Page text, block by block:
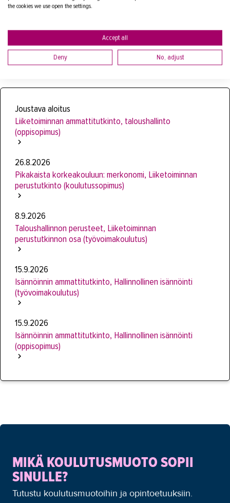
LÄHETÄ VIESTI
Asiakaspalvelukoulutus, Liiketalous ja kauppa, Media-ala ja viestintätekniikka
Joustava aloitus
Liiketoiminnan ammattitutkinto, taloushallinto
(oppisopimus)
26.8.2026
Pikakaista korkeakouluun: merkonomi, Liiketoiminnan
perustutkinto (koulutussopimus)
8.9.2026
Taloushallinnon perusteet, Liiketoiminnan
perustutkinnon osa (työvoimakoulutus)
15.9.2026
Isännöinnin ammattitutkinto, Hallinnollinen isännöinti
(työvoimakoulutus)
15.9.2026
Isännöinnin ammattitutkinto, Hallinnollinen isännöinti
(oppisopimus)
MIKÄ KOULUTUSMUOTO SOPII
SINULLE?
Tutustu koulutusmuotoihin ja opintoetuuksiin.
the cookies we use open the settings.
Accept all
Deny No, adjust